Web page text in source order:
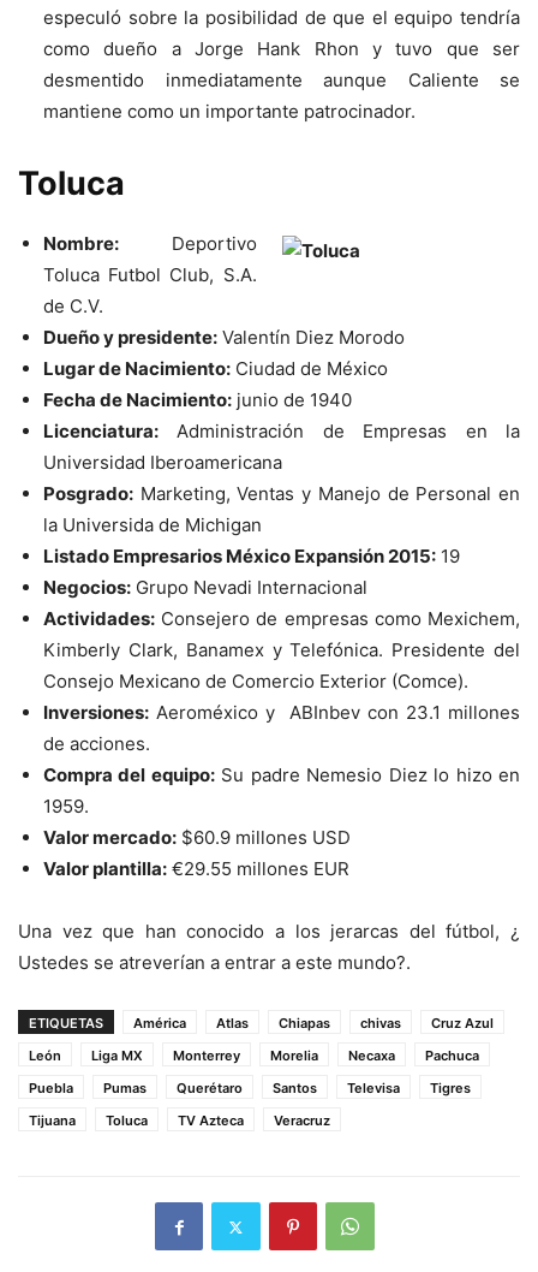
especuló sobre la posibilidad de que el equipo tendría
como dueño a Jorge Hank Rhon y tuvo que ser
desmentido inmediatamente aunque Caliente se
mantiene como un importante patrocinador.
Toluca
Nombre: Deportivo
Toluca Futbol Club, S.A.
de C.V.
Dueño y presidente: Valentín Diez Morodo
Lugar de Nacimiento: Ciudad de México
Fecha de Nacimiento: junio de 1940
Licenciatura: Administración de Empresas en la
Universidad Iberoamericana
Posgrado: Marketing, Ventas y Manejo de Personal en
la Universida de Michigan
Listado Empresarios México Expansión 2015: 19
Negocios: Grupo Nevadi Internacional
Actividades: Consejero de empresas como Mexichem,
Kimberly Clark, Banamex y Telefónica. Presidente del
Consejo Mexicano de Comercio Exterior (Comce).
Inversiones: Aeroméxico y ABInbev con 23.1 millones
de acciones.
Compra del equipo:Su padre Nemesio Diez lo hizo en
1959.
Valor mercado: $60.9 millones USD
Valor plantilla: €29.55 millones EUR
Una vez que han conocido a los jerarcas del fútbol, ¿
Ustedes se atreverían a entrar a este mundo?.
ETIQUETAS América Atlas Chiapas chivas
Cruz Azul
León
Liga MX Monterrey Morelia Necaxa
Pachuca
Puebla
Pumas Querétaro Santos Televisa
Tigres
Tijuana
Toluca TV Azteca Veracruz